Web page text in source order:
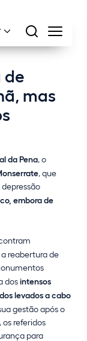
de
mas
da Pena, o
, que
embora de
a reabertura de
dosintensos
levados a cabo
gestão após o
os referidos
para